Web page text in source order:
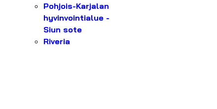
Pohjois-Karjalan
hyvinvointialue -
Siun sote
Riveria